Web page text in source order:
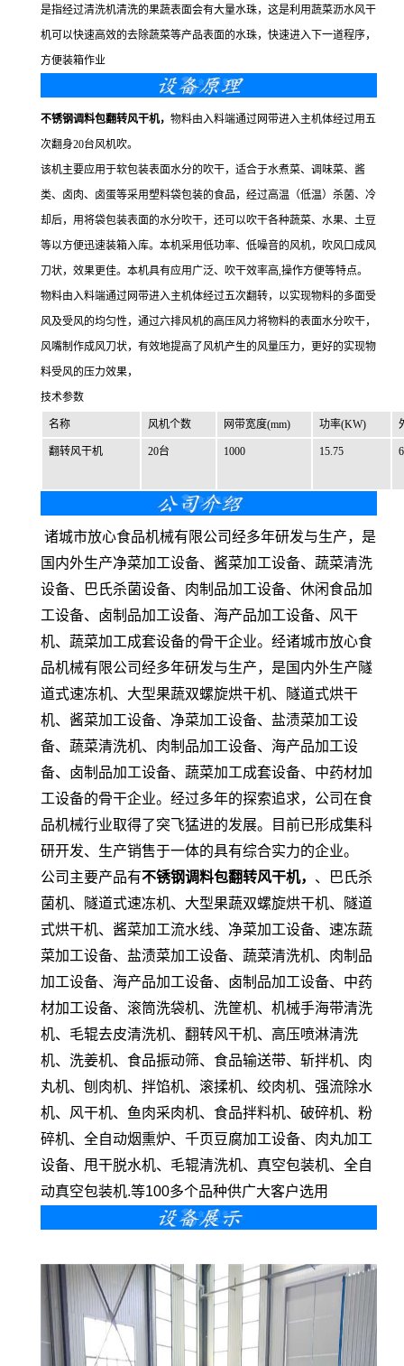
是指经过清洗机清洗的果蔬表面会有大量水珠，这是利用蔬菜沥水风干
机可以快速高效的去除蔬菜等产品表面的水珠，快速进入下一道程序，
方便装箱作业
不锈钢调料包翻转风干机， 物料由入料端通过网带进入主机体经过用五
次翻身20台风机吹。
该机主要应用于软包装表面水分的吹干，适合于水煮菜、调味菜、酱
类、卤肉、卤蛋等采用塑料袋包装的食品，经过高温（低温）杀菌、冷
却后，用将袋包装表面的水分吹干，还可以吹干各种蔬菜、水果、土豆
等以方便迅速装箱入库。本机采用低功率、低噪音的风机，吹风口成风
刀状，效果更佳。本机具有应用广泛、吹干效率高,操作方便等特点。
物料由入料端通过网带进入主机体经过五次翻转，以实现物料的多面受
风及受风的均匀性，通过六排风机的高压风力将物料的表面水分吹干，
风嘴制作成风刀状，有效地提高了风机产生的风量压力，更好的实现物
料受风的压力效果，
技术参数
名称 风机个数 网带宽度(mm) 功率(KW)
翻转风干机 20台 1000 15.75
诸城市放心食品机械有限公司经多年研发与生产，是
国内外生产净菜加工设备、酱菜加工设备、蔬菜清洗
设备、巴氏杀菌设备、肉制品加工设备、休闲食品加
工设备、卤制品加工设备、海产品加工设备、风干
机、蔬菜加工成套设备的骨干企业。经诸城市放心食
品机械有限公司经多年研发与生产，是国内外生产隧
道式速冻机、大型果蔬双螺旋烘干机、隧道式烘干
机、酱菜加工设备、净菜加工设备、盐渍菜加工设
备、蔬菜清洗机、肉制品加工设备、海产品加工设
备、卤制品加工设备、蔬菜加工成套设备、中药材加
工设备的骨干企业。经过多年的探索追求，公司在食
品机械行业取得了突飞猛进的发展。目前已形成集科
研开发、生产销售于一体的具有综合实力的企业。
公司主要产品有不锈钢调料包翻转风干机， 、巴氏杀
菌机、隧道式速冻机、大型果蔬双螺旋烘干机、隧道
式烘干机、酱菜加工流水线、净菜加工设备、速冻蔬
菜加工设备、盐渍菜加工设备、蔬菜清洗机、肉制品
加工设备、海产品加工设备、卤制品加工设备、中药
材加工设备、滚筒洗袋机、洗筐机、机械手海带清洗
机、毛辊去皮清洗机、翻转风干机、高压喷淋清洗
机、洗姜机、食品振动筛、食品输送带、斩拌机、肉
丸机、刨肉机、拌馅机、滚揉机、绞肉机、强流除水
机、风干机、鱼肉采肉机、食品拌料机、破碎机、粉
碎机、全自动烟熏炉、千页豆腐加工设备、肉丸加工
设备、甩干脱水机、毛辊清洗机、真空包装机、全自
动真空包装机.等100多个品种供广大客户选用